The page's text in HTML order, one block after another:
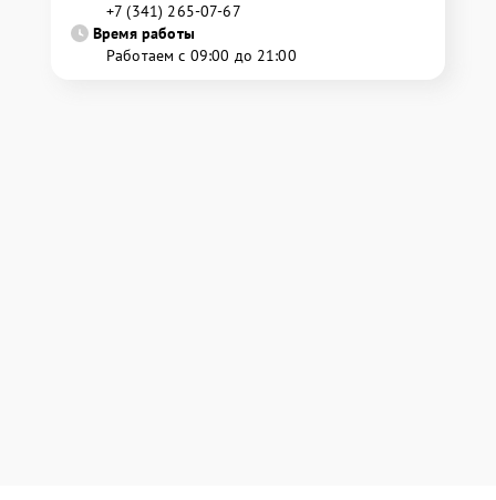
+7 (341) 265-07-67
Время работы
Работаем с 09:00 до 21:00